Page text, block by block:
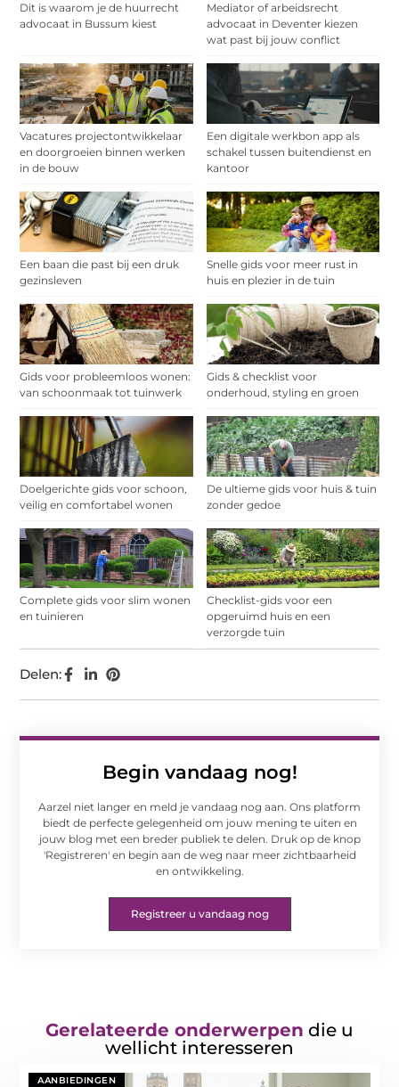
Dit is waarom je de huurrecht
advocaat in Bussum kiest
Mediator of arbeidsrecht
advocaat in Deventer kiezen
wat past bij jouw conflict
Vacatures projectontwikkelaar
en doorgroeien binnen werken
in de bouw
Een digitale werkbon app als
schakel tussen buitendienst en
kantoor
Een baan die past bij een druk
gezinsleven
Snelle gids voor meer rust in
huis en plezier in de tuin
Gids voor probleemloos wonen:
van schoonmaak tot tuinwerk
Gids & checklist voor
onderhoud, styling en groen
Doelgerichte gids voor schoon,
veilig en comfortabel wonen
De ultieme gids voor huis & tuin
zonder gedoe
Complete gids voor slim wonen
en tuinieren
Checklist-gids voor een
opgeruimd huis en een
verzorgde tuin
Begin vandaag nog!
Aarzel niet langer en meld je vandaag nog aan. Ons platform
biedt de perfecte gelegenheid om jouw mening te uiten en
jouw blog met een breder publiek te delen. Druk op de knop
'Registreren' en begin aan de weg naar meer zichtbaarheid
en ontwikkeling.
Registreer u vandaag nog
Delen:
Gerelateerde onderwerpen die u
wellicht interesseren
AANBIEDINGEN